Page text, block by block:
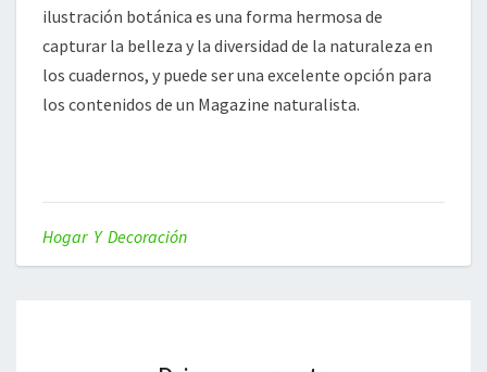
ilustración botánica es una forma hermosa de
capturar la belleza y la diversidad de la naturaleza en
los cuadernos, y puede ser una excelente opción para
los contenidos de un Magazine naturalista.
Hogar Y Decoración